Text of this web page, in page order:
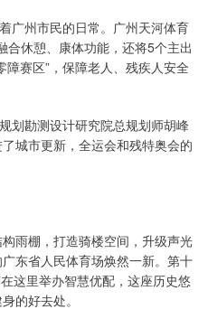
广州市民的日常。广州天河体育
休憩、康体功能，还将5个主出
障赛区”，保障老人、残疾人安全
划勘测设计研究院总规划师胡峰
城市更新，全运会和残特奥会的
雨棚，打造骑楼空间，升级声光
东省人民体育场焕然一新。第十
这里举办智慧优配，这座历史悠
的好去处。